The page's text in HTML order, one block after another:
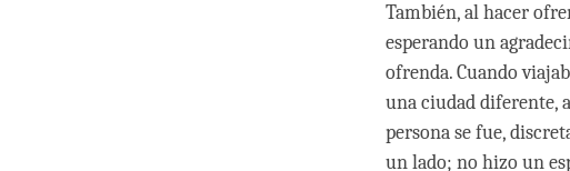
También, al hacer
esperando un
ofrenda. Cuando
una ciudad diferente,
persona se fue,
un lado; no hizo un